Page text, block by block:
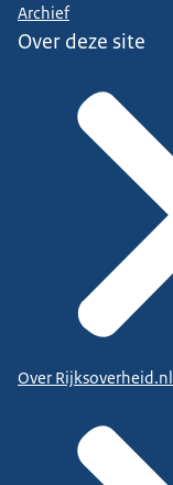
Archief
Over deze site
Over Rijksoverheid.nl